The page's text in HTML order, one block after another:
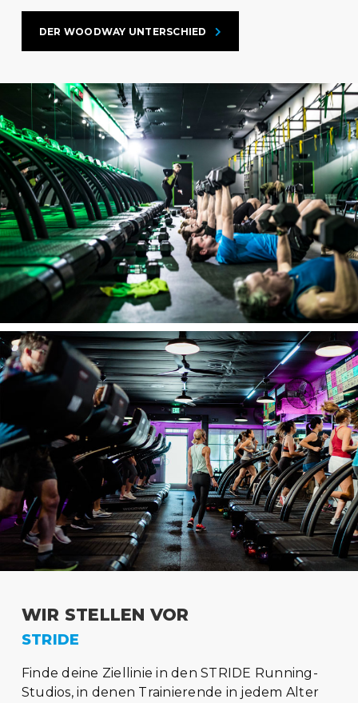
DER WOODWAY UNTERSCHIED
WIR STELLEN VOR
STRIDE
Finde deine Ziellinie in den STRIDE Running-
Studios, in denen Trainierende in jedem Alter